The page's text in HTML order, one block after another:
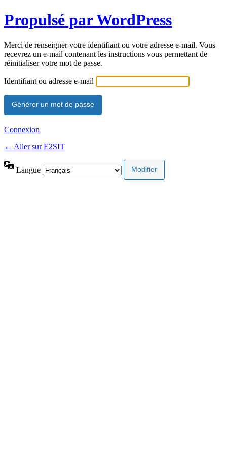
Propulsé par WordPress
Merci de renseigner votre identifiant ou votre adresse e-mail. Vous
recevrez un e-mail contenant les instructions vous permettant de
réinitialiser votre mot de passe.
Identifiant ou adresse e-mail
Connexion
← Aller sur E2SIT
Langue